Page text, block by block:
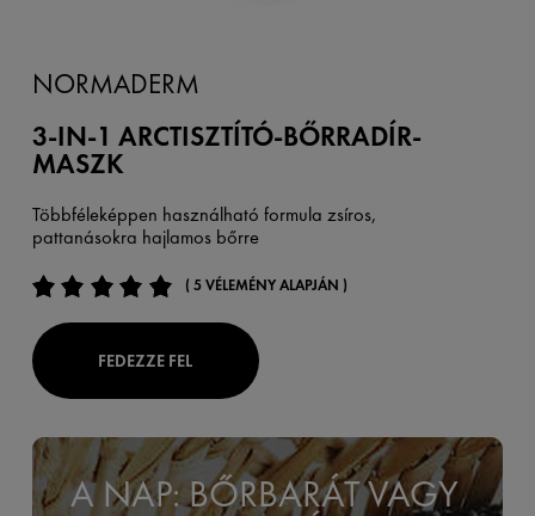
NORMADERM
3-IN-1 ARCTISZTÍTÓ-BŐRRADÍR-
MASZK
Többféleképpen használható formula zsíros,
pattanásokra hajlamos bőrre
( 5 VÉLEMÉNY ALAPJÁN )
FEDEZZE FEL
A NAP: BŐRBARÁT VAGY